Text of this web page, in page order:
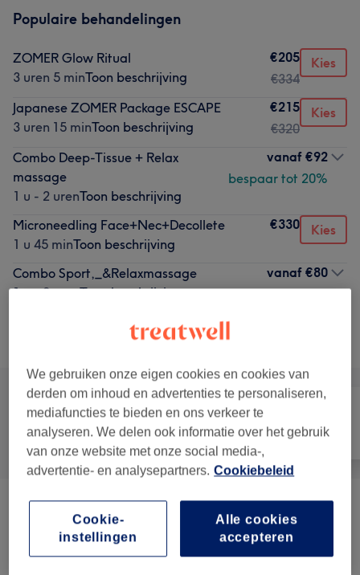
Populaire behandelingen
ZOMER Glow Ritual
3 uren 5 minToon beschrijving
€205
€334
Kies
Japanese ZOMER Package ESCAPE
3 uren 15 minToon beschrijving
€215
€320
Kies
Combo Deep-Tissue + Relax
massage
1 u - 2 urenToon beschrijving
vanaf €92
bespaar tot 20%
Microneedling Face+Nec+Decollete
1 u 45 minToon beschrijving
€330 Kies
Combo Sport,_&Relaxmassage
1 u - 2 urenToon beschrijving
vanaf €80
bespaar tot 20%
Alle behandelingen
Alle Haar Gezicht
Gezichtsbehandeling vanaf €116
We gebruiken onze eigen cookies en cookies van
derden om inhoud en advertenties te personaliseren,
mediafuncties te bieden en ons verkeer te
analyseren. We delen ook informatie over het gebruik
van onze website met onze social media-,
advertentie- en analysepartners. Cookiebeleid
Alle cookies
accepteren
Cookie-
instellingen